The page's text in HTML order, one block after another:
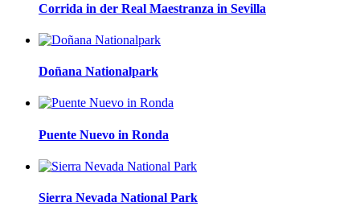
Corrida in der Real Maestranza in Sevilla
Doñana Nationalpark
Puente Nuevo in Ronda
Sierra Nevada National Park